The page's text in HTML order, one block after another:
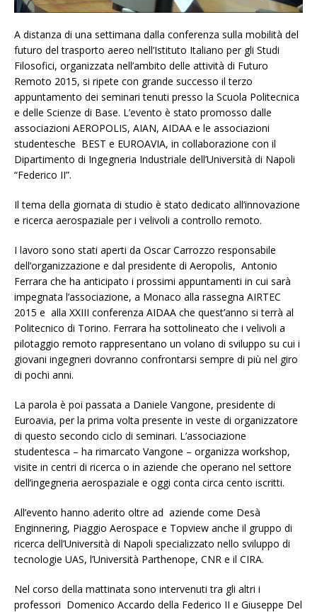
A distanza di una settimana dalla conferenza sulla mobilità del
futuro del trasporto aereo nell’Istituto Italiano per gli Studi
Filosofici, organizzata nell’ambito delle attività di Futuro
Remoto 2015, si ripete con grande successo il terzo
appuntamento dei seminari tenuti presso la Scuola Politecnica
e delle Scienze di Base. L’evento è stato promosso dalle
associazioni AEROPOLIS, AIAN, AIDAA e le associazioni
studentesche BEST e EUROAVIA, in collaborazione con il
Dipartimento di Ingegneria Industriale dell’Università di Napoli
“Federico II”.
Il tema della giornata di studio è stato dedicato all’innovazione
e ricerca aerospaziale per i velivoli a controllo remoto.
I lavoro sono stati aperti da Oscar Carrozzo responsabile
dell’organizzazione e dal presidente di Aeropolis, Antonio
Ferrara che ha anticipato i prossimi appuntamenti in cui sarà
impegnata l’associazione, a Monaco alla rassegna AIRTEC
2015 e alla XXIII conferenza AIDAA che quest’anno si terrà al
Politecnico di Torino. Ferrara ha sottolineato che i velivoli a
pilotaggio remoto rappresentano un volano di sviluppo su cui i
giovani ingegneri dovranno confrontarsi sempre di più nel giro
di pochi anni.
La parola è poi passata a Daniele Vangone, presidente di
Euroavia, per la prima volta presente in veste di organizzatore
di questo secondo ciclo di seminari. L’associazione
studentesca – ha rimarcato Vangone – organizza workshop,
visite in centri di ricerca o in aziende che operano nel settore
dell’ingegneria aerospaziale e oggi conta circa cento iscritti.
All’evento hanno aderito oltre ad aziende come Desà
Enginnering, Piaggio Aerospace e Topview anche il gruppo di
ricerca dell’Università di Napoli specializzato nello sviluppo di
tecnologie UAS, l’Università Parthenope, CNR e il CIRA.
Nel corso della mattinata sono intervenuti tra gli altri i
professori Domenico Accardo della Federico II e Giuseppe Del